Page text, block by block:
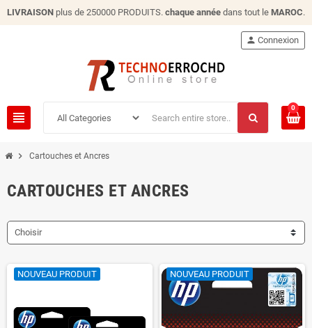
LIVRAISON plus de 250000 PRODUITS. chaque année dans tout le MAROC.
view_headline
0
person Connexion
chevron_right Cartouches et Ancres
CARTOUCHES ET ANCRES
Choisir
NOUVEAU PRODUIT NOUVEAU PRODUIT